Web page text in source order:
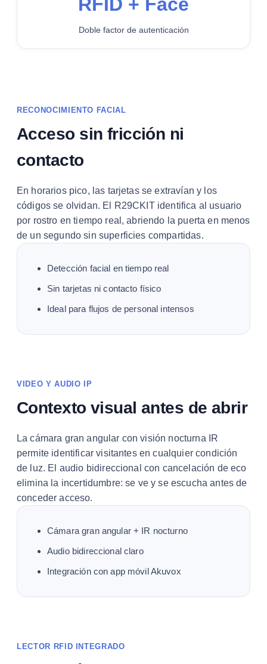
RFID + Face
Doble factor de autenticación
RECONOCIMIENTO FACIAL
Acceso sin fricción ni
contacto
En horarios pico, las tarjetas se extravían y los
códigos se olvidan. El R29CKIT identifica al usuario
por rostro en tiempo real, abriendo la puerta en menos
de un segundo sin superficies compartidas.
Detección facial en tiempo real
Sin tarjetas ni contacto físico
Ideal para flujos de personal intensos
VIDEO Y AUDIO IP
Contexto visual antes de abrir
La cámara gran angular con visión nocturna IR
permite identificar visitantes en cualquier condición
de luz. El audio bidireccional con cancelación de eco
elimina la incertidumbre: se ve y se escucha antes de
conceder acceso.
Cámara gran angular + IR nocturno
Audio bidireccional claro
Integración con app móvil Akuvox
LECTOR RFID INTEGRADO